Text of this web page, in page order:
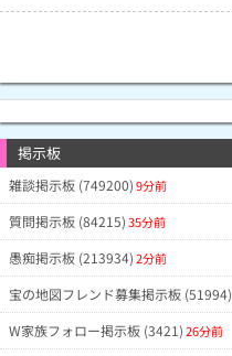
掲示板
雑談掲示板 (749200)9分前
質問掲示板 (84215)35分前
愚痴掲示板 (213934)2分前
宝の地図フレンド募集掲示板 (51994)
W家族フォロー掲示板 (3421)26分前